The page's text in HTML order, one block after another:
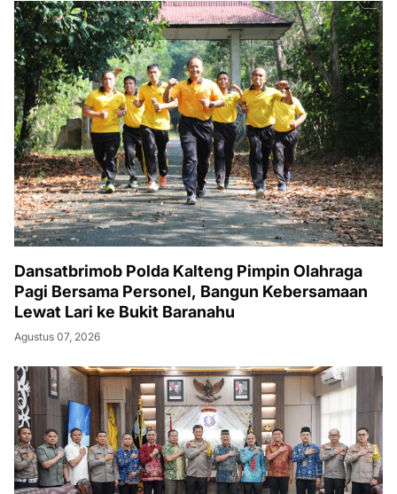
Dansatbrimob Polda Kalteng Pimpin Olahraga
Pagi Bersama Personel, Bangun Kebersamaan
Lewat Lari ke Bukit Baranahu
Agustus 07, 2026